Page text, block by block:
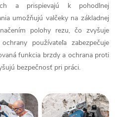
a prispievajú k pohodlnej
umožňujú valčeky na základnej
polohy rezu, čo zvyšuje
používateľa zabezpečuje
funkcia brzdy a ochrana proti
bezpečnosť pri práci.